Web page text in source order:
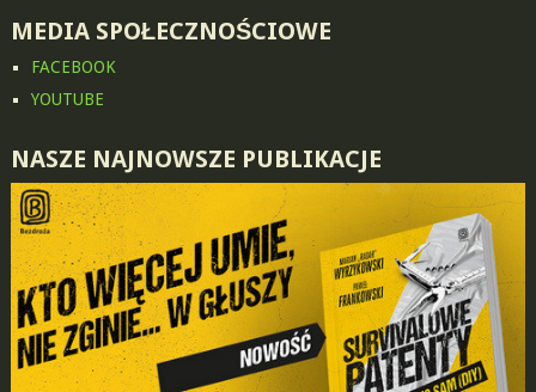
MEDIA SPOŁECZNOŚCIOWE
FACEBOOK
YOUTUBE
NASZE NAJNOWSZE PUBLIKACJE